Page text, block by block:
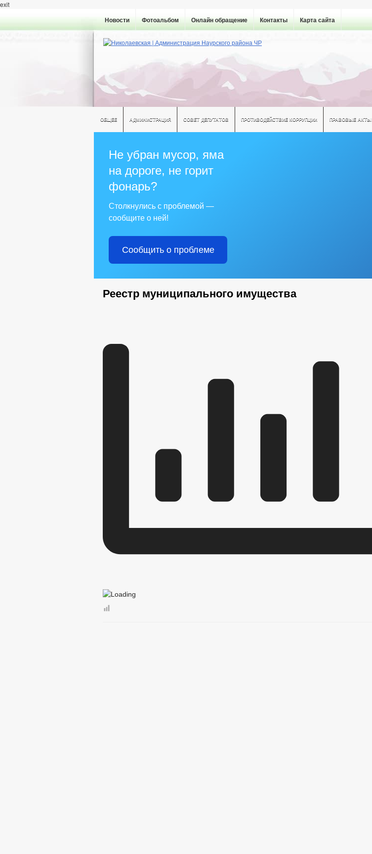
exit
Новости Фотоальбом Онлайн обращение Контакты Карта сайта
ОБЩЕЕ АДМИНИСТРАЦИЯ СОВЕТ ДЕПУТАТОВ ПРОТИВОДЕЙСТВИЕ КОРРУПЦИИ ПРАВОВЫЕ АКТЫ
Не убран мусор, яма
на дороге, не горит
фонарь?
Столкнулись с проблемой —
сообщите о ней!
Сообщить о проблеме
Реестр муниципального имущества